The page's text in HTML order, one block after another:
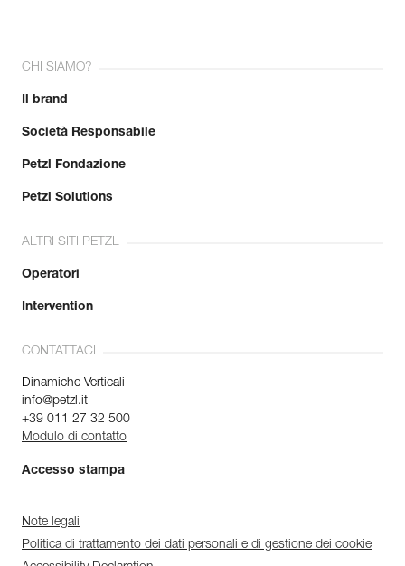
CHI SIAMO?
Il brand
Società Responsabile
Petzl Fondazione
Petzl Solutions
ALTRI SITI PETZL
Operatori
Intervention
CONTATTACI
Dinamiche Verticali
info@petzl.it
+39 011 27 32 500
Modulo di contatto
Accesso stampa
Note legali
Politica di trattamento dei dati personali e di gestione dei cookie